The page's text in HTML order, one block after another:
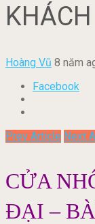
Hoàng Vũ 8 năm
Facebook
Prev Article Next
CỬA
ĐẠI –